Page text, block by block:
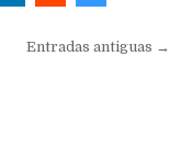
Entradas antiguas →